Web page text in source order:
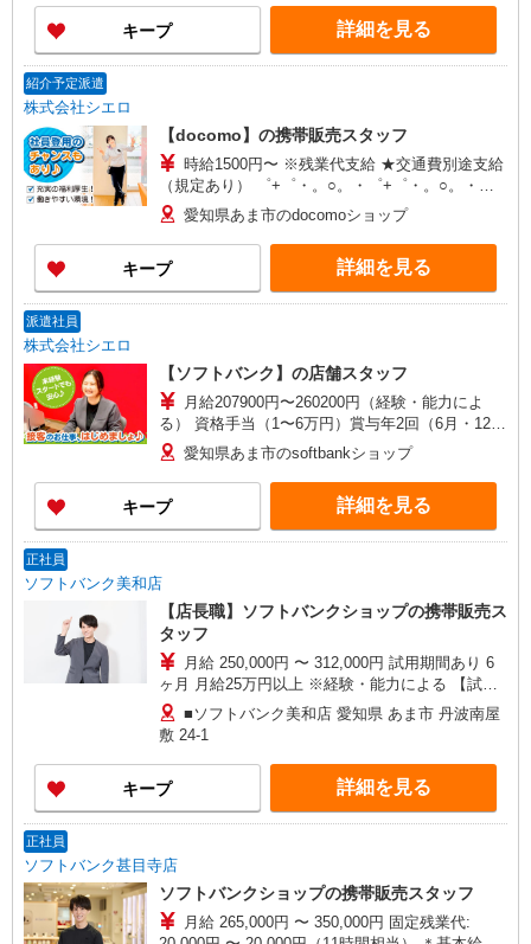
ィブ支給(規定有) ★月2回払い・週払い可能（規程
有）★ ゜・。○。・゜+゜・。○。・゜+゜
キープ 詳細を見る
紹介予定派遣
株式会社シエロ
【docomo】の携帯販売スタッフ
時給1500円〜 ※残業代支給 ★交通費別途支給
（規定あり） ゜+゜・。○。・゜+゜・。○。・゜
+゜ 入社祝い金10万円支給(規定有) お友達を紹介
頂くと, インセンティブ支給(規定有) ★月2回払
い・週払い可能（規程有）★ ゜・。○。・゜
+゜・。○。・゜+゜
愛知県あま市のdocomoショップ
キープ 詳細を見る
派遣社員
株式会社シエロ
【ソフトバンク】の店舗スタッフ
月給207900円〜260200円（経験・能力によ
る） 資格手当（1〜6万円）賞与年2回（6月・12
月・実績最高5.4カ月分） 未経験から入社半年で
年収400万円以上への昇給実績あり ※残業代支給
★交通費別途支給（規定あり） ゜+゜・。○。・゜
+゜・。○。・゜+゜ 入社祝い金10万円支給(規定
有) お友達を紹介頂くと, インセンティブ支給(規定
愛知県あま市のsoftbankショップ
キープ 詳細を見る
正社員
ソフトバンク美和店
【店長職】ソフトバンクショップの携帯販売ス
タッフ
月給 250,000円 〜 312,000円 試用期間あり 6
ヶ月 月給25万円以上 ※経験・能力による 【試用
期間】月給 250000 円 〜 312000 円
■ソフトバンク美和店 愛知県 あま市 丹波南屋
敷 24‐1
キープ 詳細を見る
正社員
ソフトバンク甚目寺店
ソフトバンクショップの携帯販売スタッフ
月給 265,000円 〜 350,000円 固定残業代: